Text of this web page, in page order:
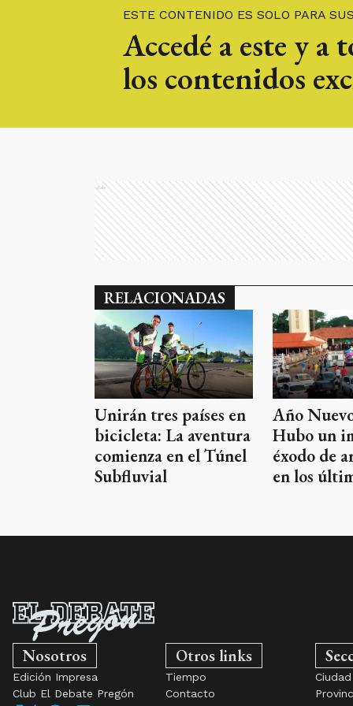
ESTE CONTENIDO ES SOLO PARA
Accedé a este y a
los contenidos
Ads
RELACIONADAS
Unirán tres países en
bicicleta: La aventura
comienza en el Túnel
Subfluvial
Año
Hubo un
éxodo de
en los
Nosotros
Edición Impresa
Club El Debate Pregón
Otros links
Tiempo
Contacto
Ciudad